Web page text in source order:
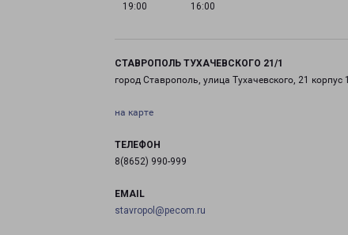
19:00
16:00
СТАВРОПОЛЬ ТУХАЧЕВСКОГО 21/1
город Ставрополь, улица Тухачевского, 21 корпус 1
на карте
ТЕЛЕФОН
8(8652) 990-999
EMAIL
stavropol@pecom.ru